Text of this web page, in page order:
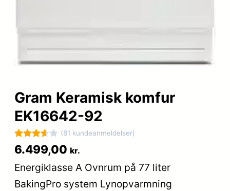
Gram Keramisk komfur
EK16642-92
Bedømt
3.6ud
af 5
81
(81 kundeanmeldelser)
6.499,00 kr.
Energiklasse A Ovnrum på 77 liter
BakingPro system Lynopvarmning